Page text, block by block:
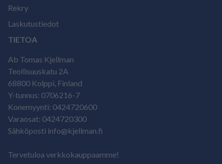
Rekry
Laskutustiedot
TIETOA
Ab Tomas Kjellman
Teollisuuskatu 2A
68800 Kolppi, Finland
Y-tunnus: 0706216-7
Konemyynti: 0424720600
Varaosat: 0424720300
Sähköposti info@kjellman.fi
Tervetuloa verkkokauppaamme!